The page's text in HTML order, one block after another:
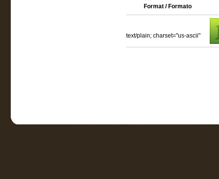
Format / Formato
text/plain; charset="us-ascii"